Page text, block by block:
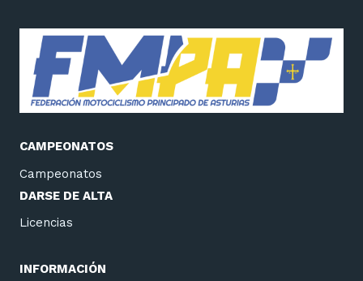
CAMPEONATOS
Campeonatos
DARSE DE ALTA
Licencias
INFORMACIÓN